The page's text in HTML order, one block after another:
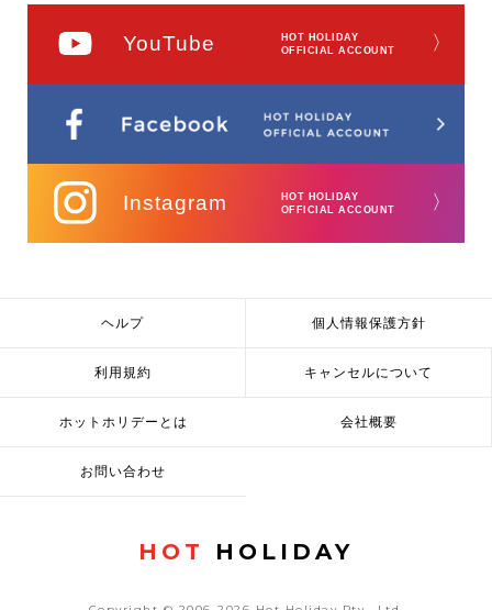
YouTube
HOT HOLIDAY
OFFICIAL ACCOUNT
〉
Instagram
HOT HOLIDAY
OFFICIAL ACCOUNT
〉
ヘルプ 個人情報保護方針
利用規約 キャンセルについて
ホットホリデーとは 会社概要
お問い合わせ
HOT HOLIDAY